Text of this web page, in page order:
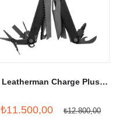
Leatherman Charge Plus
₺11.500,00 ₺12.800,00